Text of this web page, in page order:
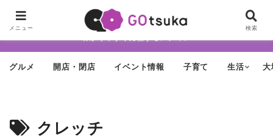
ちょっと怪しげだけど最近どんどん進化する街「大塚」の魅力を面白く・
グルメ 開店・閉店 イベント情報 子育て 生活 大
クレッチ
メニュー 検索